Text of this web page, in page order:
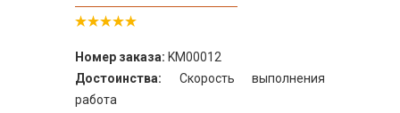
Номер заказа: KM00012
Достоинства: Скорость выполнения
работа